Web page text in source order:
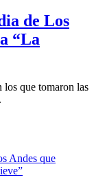
de Los
“La
que tomaron las